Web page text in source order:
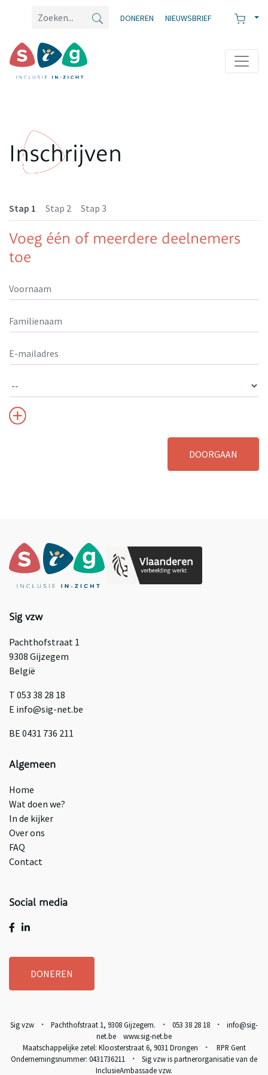
DONEREN NIEUWSBRIEF
Inschrijven
Stap 1 Stap 2 Stap 3
Voeg één of meerdere deelnemers
toe
DOORGAAN
Sig vzw
Pachthofstraat 1
9308 Gijzegem
België
T 053 38 28 18
E info@sig-net.be
BE 0431 736 211
Algemeen
Home
Wat doen we?
In de kijker
Over ons
FAQ
Contact
Social media
DONEREN
Sig vzw * Pachthofstraat 1, 9308 Gijzegem. * 053 38 28 18 *
info@sig-
net.be www.sig-net.be
Maatschappelijke zetel: Kloosterstraat 6, 9031 Drongen
*RPR Gent
Ondernemingsnummer: 0431736211
*
Sig vzw is partnerorganisatie van de
InclusieAmbassade vzw.